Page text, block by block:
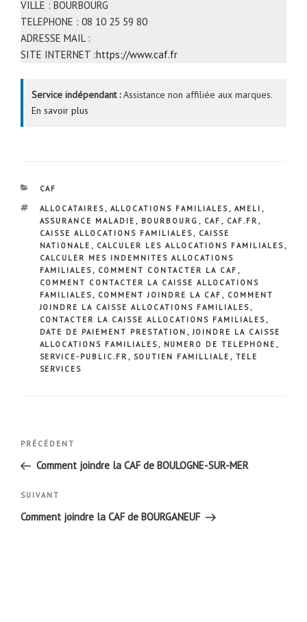
VILLE : BOURBOURG
TELEPHONE : 08 10 25 59 80
ADRESSE MAIL :
SITE INTERNET :https://www.caf.fr
Service indépendant :Assistance non affiliée aux marques.
En savoir plus
CATÉGORIES
CAF
ÉTIQUETTES
ALLOCATAIRES, ALLOCATIONS FAMILIALES, AMELI ,
ASSURANCE MALADIE , BOURBOURG , CAF , CAF.FR ,
CAISSE ALLOCATIONS FAMILIALES, CAISSE
NATIONALE , CALCULER LES ALLOCATIONS FAMILIALES,
CALCULER MES INDEMNITES ALLOCATIONS
FAMILIALES, COMMENT CONTACTER LA CAF ,
COMMENT CONTACTER LA CAISSE ALLOCATIONS
FAMILIALES, COMMENT JOINDRE LA CAF , COMMENT
JOINDRE LA CAISSE ALLOCATIONS FAMILIALES,
CONTACTER LA CAISSE ALLOCATIONS FAMILIALES,
DATE DE PAIEMENT PRESTATION ,JOINDRE LA CAISSE
ALLOCATIONS FAMILIALES, NUMERO DE TELEPHONE ,
SERVICE-PUBLIC.FR , SOUTIEN FAMILLIALE , TELE
SERVICES
Navigation
l’article
Article
précédent
PRÉCÉDENT
Comment joindre la CAF de BOULOGNE-SUR-MER
Article
suivant
SUIVANT
Comment joindre la CAF de BOURGANEUF